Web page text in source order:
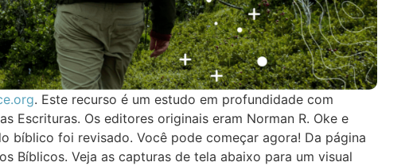
. Este recurso é um estudo em profundidade com
Escrituras. Os editores originais eram Norman R. Oke e
bíblico foi revisado. Você pode começar agora! Da página
Bíblicos. Veja as capturas de tela abaixo para um visual